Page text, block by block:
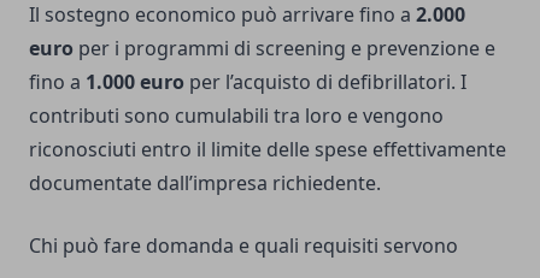
Il sostegno economico può arrivare fino a 2.000
euro per i programmi di screening e prevenzione e
fino a 1.000 euro per l’acquisto di defibrillatori. I
contributi sono cumulabili tra loro e vengono
riconosciuti entro il limite delle spese effettivamente
documentate dall’impresa richiedente.
Chi può fare domanda e quali requisiti servono